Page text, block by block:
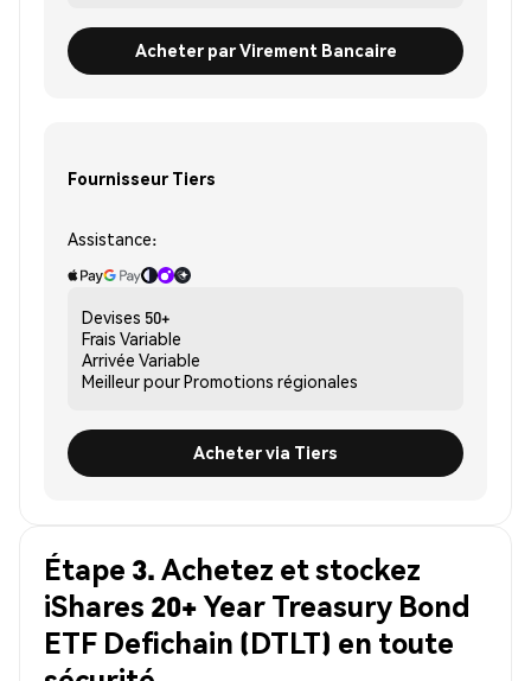
Acheter par Virement Bancaire
Fournisseur Tiers
Assistance:
Devises 50+
Frais Variable
Arrivée Variable
Meilleur pourPromotions régionales
Acheter via Tiers
Étape 3. Achetez et stockez
iShares 20+ Year Treasury Bond
ETF Defichain (DTLT) en toute